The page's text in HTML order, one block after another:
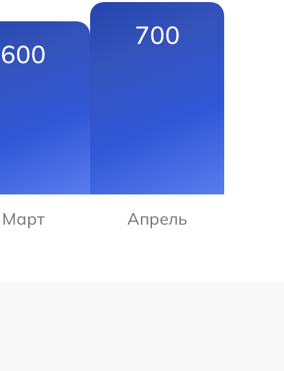
600
Март
700
Апрель